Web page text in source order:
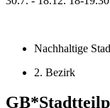
Nachhaltige
2. Bezirk